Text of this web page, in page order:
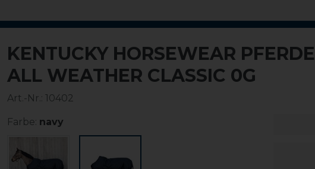
KENTUCKY HORSEWEAR
ALL WEATHER CLASSIC 0G
Art.-Nr.: 10402
Farbe: navy